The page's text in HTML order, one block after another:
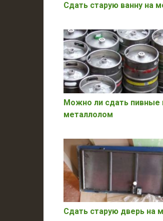
Сдать старую ванну на
Можно ли сдать пивные
металлолом
Сдать старую дверь на